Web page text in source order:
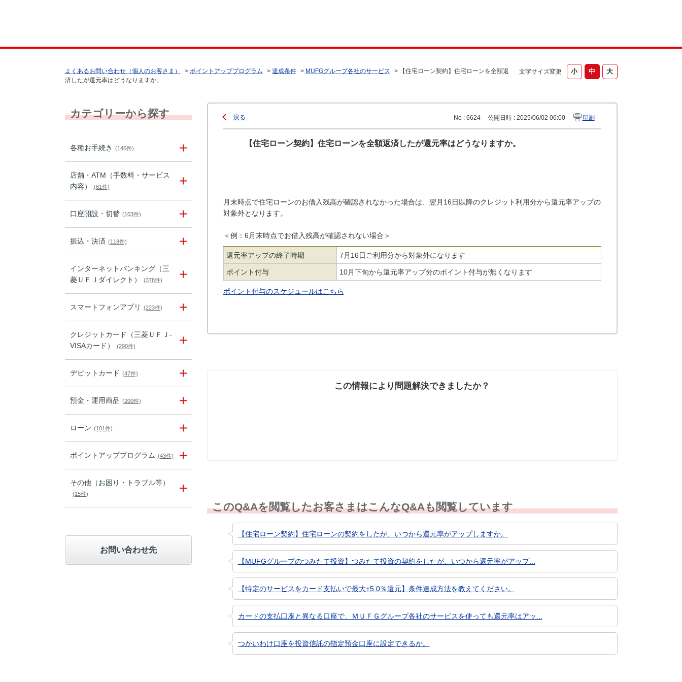
文字サイズ変更
よくあるお問い合わせ（個人のお客さま） > ポイントアッププログラム > 達成条件 > MUFGグループ各社のサービス >
【住宅ローン契約】住宅ローンを全額返
済したが還元率はどうなりますか。
カテゴリーから探す
各種お手続き (146件)
店舗・ATM（手数料・サービス
内容）
(61件)
口座開設・切替 (103件)
振込・決済 (118件)
インターネットバンキング（三
菱ＵＦＪダイレクト）
(378件)
スマートフォンアプリ (223件)
クレジットカード（三菱ＵＦＪ-
VISAカード）
(290件)
デビットカード (47件)
預金・運用商品 (200件)
ローン (101件)
ポイントアッププログラム (43件)
その他（お困り・トラブル等）
(15件)
お問い合わせ先
戻る No : 6624 公開日時 : 2025/06/02 06:00 印刷
【住宅ローン契約】住宅ローンを全額返済したが還元率はどうなりますか。
月末時点で住宅ローンのお借入残高が確認されなかった場合は、翌月16日以降のクレジット利用分から還元率アップの
対象外となります。
＜例：6月末時点でお借入残高が確認されない場合＞
還元率アップの終了時期 7月16日ご利用分から対象外になります
ポイント付与 10月下旬から還元率アップ分のポイント付与が無くなります
ポイント付与のスケジュールはこちら
この情報により問題解決できましたか？
このQ&Aを閲覧したお客さまはこんなQ&Aも閲覧しています
【住宅ローン契約】住宅ローンの契約をしたが、いつから還元率がアップしますか。
【MUFGグループのつみたて投資】つみたて投資の契約をしたが、いつから還元率がアップ...
【特定のサービスをカード支払いで最大+5.0％還元】条件達成方法を教えてください。
カードの支払口座と異なる口座で、ＭＵＦＧグループ各社のサービスを使っても還元率はアッ...
つかいわけ口座を投資信託の指定預金口座に設定できるか。